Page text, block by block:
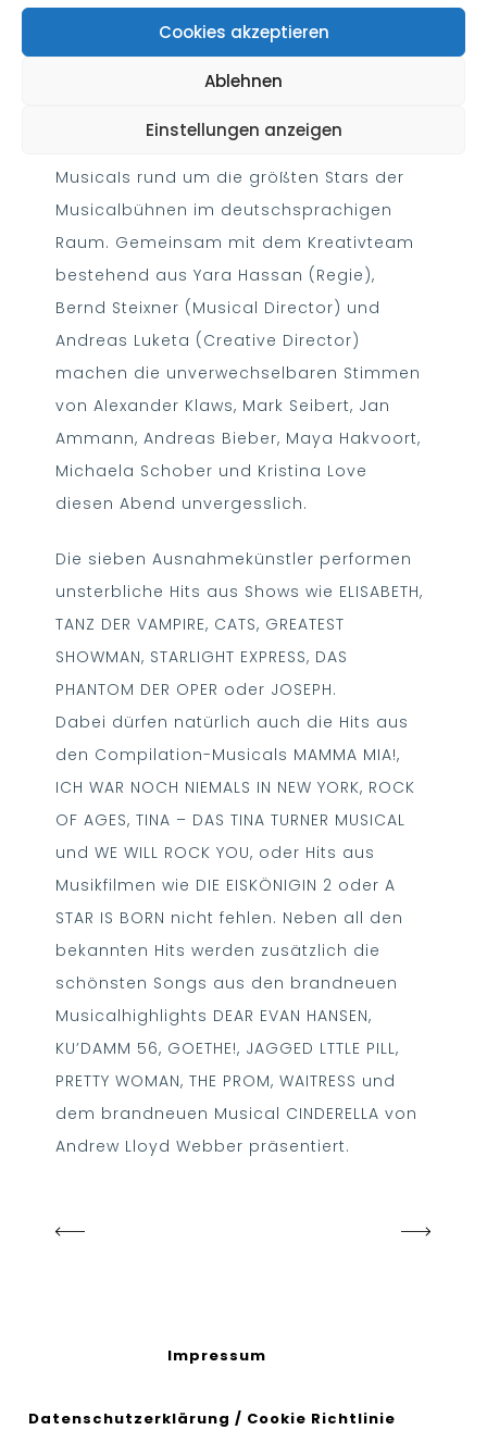
Cookies akzeptieren
Ablehnen
Einstellungen anzeigen
Die einzigartige Show„Die größten
die faszinierende Welt der
Musicals rund um die größten Stars der
Musicalbühnen im deutschsprachigen
Raum. Gemeinsam mit dem Kreativteam
bestehend aus Yara Hassan (Regie),
Bernd Steixner (Musical Director) und
Andreas Luketa (Creative Director)
machen die unverwechselbaren Stimmen
von Alexander Klaws, Mark Seibert, Jan
Ammann, Andreas Bieber, Maya Hakvoort,
Michaela Schober und Kristina Love
diesen Abend unvergesslich.
Die sieben Ausnahmekünstler performen
unsterbliche Hits aus Shows wie ELISABETH,
TANZ DER VAMPIRE, CATS, GREATEST
SHOWMAN, STARLIGHT EXPRESS, DAS
PHANTOM DER OPER oder JOSEPH.
Dabei dürfen natürlich auch die Hits aus
den Compilation-Musicals MAMMA MIA!,
ICH WAR NOCH NIEMALS IN NEW YORK, ROCK
OF AGES, TINA – DAS TINA TURNER MUSICAL
und WE WILL ROCK YOU, oder Hits aus
Musikfilmen wie DIE EISKÖNIGIN 2 oder A
STAR IS BORN nicht fehlen. Neben all den
bekannten Hits werden zusätzlich die
schönsten Songs aus den brandneuen
Musicalhighlights DEAR EVAN HANSEN,
KU’DAMM 56, GOETHE!, JAGGED LTTLE PILL,
PRETTY WOMAN, THE PROM, WAITRESS und
dem brandneuen Musical CINDERELLA von
Andrew Lloyd Webber präsentiert.
Impressum
Datenschutzerklärung / Cookie Richtlinie